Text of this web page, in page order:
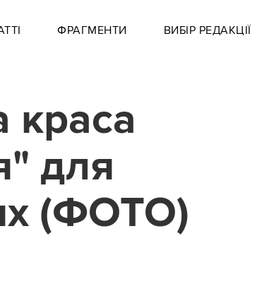
ФРАГМЕНТИ ВИБІР РЕДАКЦІЇ
краса
для
(ФОТО)